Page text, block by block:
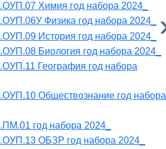
Химия год набора 2024_
Физика год набора 2024_
История год набора 2024_
Биология год набора 2024_
География год набора
Обществознание год набора
год набора 2024_
ОБЗР год набора 2024_